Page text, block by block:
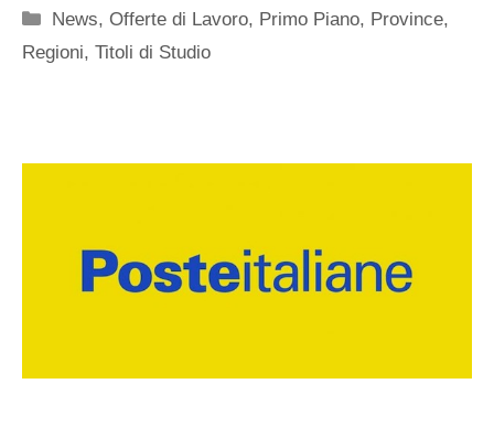
Categorie
News,Offerte di Lavoro, Primo Piano, Province,
Regioni, Titoli di Studio